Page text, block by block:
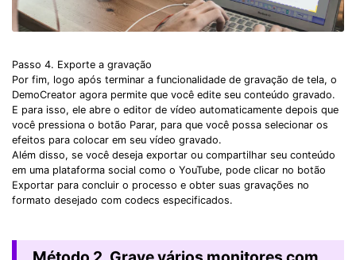
Passo 4. Exporte a gravação
Por fim, logo após terminar a funcionalidade de gravação de tela, o
DemoCreator agora permite que você edite seu conteúdo gravado.
E para isso, ele abre o editor de vídeo automaticamente depois que
você pressiona o botão Parar, para que você possa selecionar os
efeitos para colocar em seu vídeo gravado.
Além disso, se você deseja exportar ou compartilhar seu conteúdo
em uma plataforma social como o YouTube, pode clicar no botão
Exportar para concluir o processo e obter suas gravações no
formato desejado com codecs especificados.